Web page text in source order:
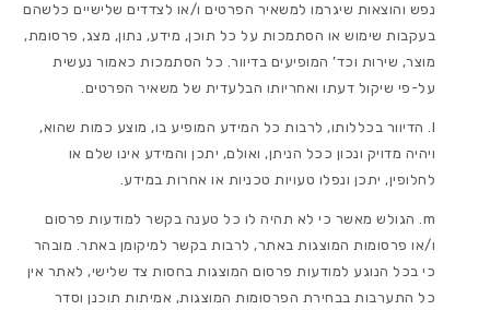
נפש והוצאות שיגרמו למשאיר הפרטים ו/או לצדדים שלישיים כלשהם
בעקבות שימוש או הסתמכות על כל תוכן, מידע, נתון, מצג, פרסומת,
מוצר, שירות וכד’ המופיעים בדיוור. כל הסתמכות כאמור נעשית
על-פי שיקול דעתו ואחריותו הבלעדית של משאיר הפרטים.
הדיוור בכללותו, לרבות כל המידע המופיע בו, מוצע כמות שהוא,
ויהיה מדויק ונכון ככל הניתן, ואולם, יתכן והמידע אינו שלם או
לחלופין, יתכן ונפלו טעויות טכניות או אחרות במידע.
הגולש מאשר כי לא תהיה לו כל טענה בקשר למודעות פרסום
ו/או פרסומות המוצגות באתר, לרבות בקשר למיקומן באתר. מובהר
כי בכל הנוגע למודעות פרסום המוצגות בחסות צד שלישי, לאתר אין
כל התערבות בבחירת הפרסומות המוצגות, אמיתות תוכנן וסדר